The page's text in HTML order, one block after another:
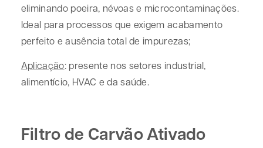
eliminando poeira, névoas e microcontaminações.
Ideal para processos que exigem acabamento
perfeito e ausência total de impurezas;
Aplicação: presente nos setores industrial,
alimentício, HVAC e da saúde.
Filtro de Carvão Ativado